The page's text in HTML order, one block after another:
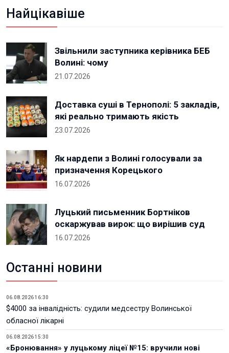
Найцікавіше
Звільнили заступника керівника БЕБ
Волині: чому
21.07.2026
Доставка суші в Тернополі: 5 закладів,
які реально тримають якість
23.07.2026
Як нардепи з Волині голосували за
призначення Корецького
16.07.2026
Луцький письменник Бортніков
оскаржував вирок: що вирішив суд
16.07.2026
Останні новини
06.08.2026 16:30
$4000 за інвалідність: судили медсестру Волинської
обласної лікарні
06.08.2026 15:30
«Бронювання» у луцькому ліцеї №15: вручили нові